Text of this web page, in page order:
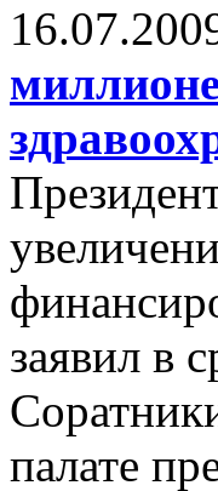
заявил в
палате